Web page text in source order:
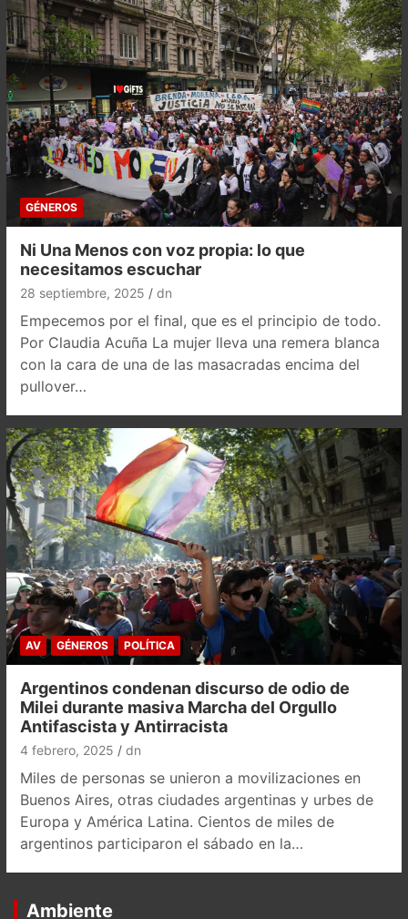
GÉNEROS
Ni Una Menos con voz propia: lo que
necesitamos escuchar
28 septiembre, 2025 dn
Empecemos por el final, que es el principio de todo.
Por Claudia Acuña La mujer lleva una remera blanca
con la cara de una de las masacradas encima del
pullover…
AV GÉNEROS POLÍTICA
Argentinos condenan discurso de odio de
Milei durante masiva Marcha del Orgullo
Antifascista y Antirracista
4 febrero, 2025 dn
Miles de personas se unieron a movilizaciones en
Buenos Aires, otras ciudades argentinas y urbes de
Europa y América Latina. Cientos de miles de
argentinos participaron el sábado en la…
Ambiente